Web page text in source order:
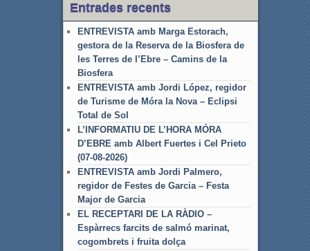
Entrades recents
ENTREVISTA amb Marga Estorach,
gestora de la Reserva de la Biosfera de
les Terres de l’Ebre – Camins de la
Biosfera
ENTREVISTA amb Jordi López, regidor
de Turisme de Móra la Nova – Eclipsi
Total de Sol
L’INFORMATIU DE L’HORA MÓRA
D’EBRE amb Albert Fuertes i Cel Prieto
(07-08-2026)
ENTREVISTA amb Jordi Palmero,
regidor de Festes de Garcia – Festa
Major de Garcia
EL RECEPTARI DE LA RÀDIO –
Espàrrecs farcits de salmó marinat,
cogombrets i fruita dolça